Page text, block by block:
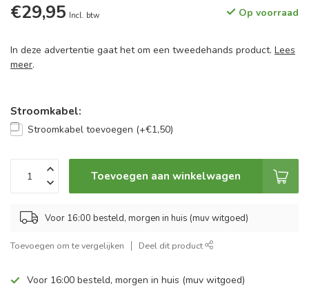
€29,95 Incl. btw Op voorraad
In deze advertentie gaat het om een tweedehands product. Lees
meer.
Stroomkabel:
Stroomkabel toevoegen (+€1,50)
Toevoegen aan winkelwagen
Voor 16:00 besteld, morgen in huis (muv witgoed)
Toevoegen om te vergelijken Deel dit product
Voor 16:00 besteld, morgen in huis (muv witgoed)